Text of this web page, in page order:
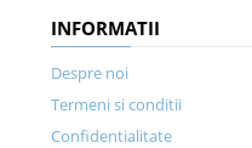
INFORMATII
Despre noi
Termeni si conditii
Confidentialitate